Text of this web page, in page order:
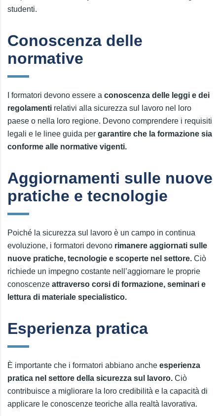
studenti.
Conoscenza delle
normative
I formatori devono essere a conoscenza delle leggi e dei
regolamenti relativi alla sicurezza sul lavoro nel loro
paese o nella loro regione. Devono comprendere i requisiti
legali e le linee guida per garantire che la formazione sia
conforme alle normative vigenti.
Aggiornamenti sulle nuove
pratiche e tecnologie
Poiché la sicurezza sul lavoro è un campo in continua
evoluzione, i formatori devono rimanere aggiornati sulle
nuove pratiche, tecnologie e scoperte nel settore. Ciò
richiede un impegno costante nell’aggiornare le proprie
conoscenze attraverso corsi di formazione, seminari e
lettura di materiale specialistico.
Esperienza pratica
È importante che i formatori abbiano anche esperienza
pratica nel settore della sicurezza sul lavoro. Ciò
contribuisce a migliorare la loro credibilità e la capacità di
applicare le conoscenze teoriche alla realtà lavorativa.